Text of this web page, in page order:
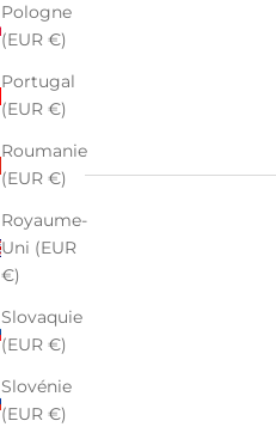
Pologne
(EUR €)
Portugal
(EUR €)
Roumanie
(EUR €)
Royaume-
Uni (EUR
€)
Slovaquie
(EUR €)
Slovénie
(EUR €)